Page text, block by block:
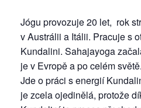
Jógu provozuje 20 let, rok
v Austrálii a Itálii. Pracuje s
Kundalini. Sahajayoga
je v Evropě a po celém světě.
Jde o práci s energií
je zcela ojedinělá, protože